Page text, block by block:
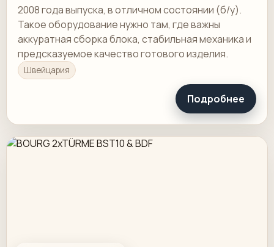
2008 года выпуска, в отличном состоянии (б/у).
Такое оборудование нужно там, где важны
аккуратная сборка блока, стабильная механика и
предсказуемое качество готового изделия.
Швейцария
Подробнее